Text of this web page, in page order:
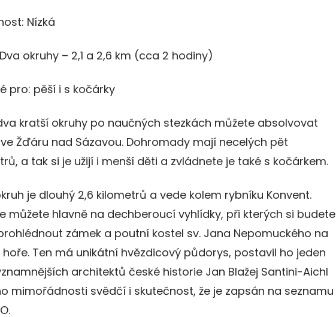
Nízká
okruhy – 2,1 a 2,6 km (cca 2 hodiny)
pro: pěší i s kočárky
kratší okruhy po naučných stezkách můžete absolvovat
Žďáru nad Sázavou. Dohromady mají necelých pět
a tak si je užijí i menší děti a zvládnete je také s kočárkem.
je dlouhý 2,6 kilometrů a vede kolem rybníku Konvent.
můžete hlavně na dechberoucí vyhlídky, při kterých si budete
zámek a poutní kostel sv. Jana Nepomuckého na
hoře. Ten má unikátní hvězdicový půdorys, postavil ho jeden
architektů české historie Jan Blažej Santini-Aichl
mimořádnosti svědčí i skutečnost, že je zapsán na seznamu